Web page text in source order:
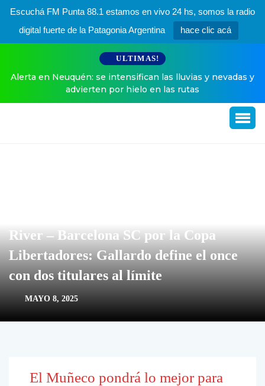
Escuchá FM Punta 88.1 estamos en vivo 24 hs, somos la radio
digital fuerte de la Patagonia Argentina
hace clic acá
ULTIMAS!
Alerta en Neuquén: se intensifican las lluvias y nevadas y
advierten por hielo en las rutas
River – Barcelona SC por la Copa
Libertadores: Gallardo define el once
con dos titulares al límite
MAYO 8, 2025
El Muñeco pondrá lo mejor para